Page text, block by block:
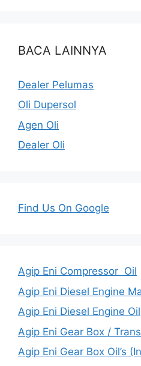
BACA LAINNYA
Dealer Pelumas
Oli Dupersol
Agen Oli
Dealer Oli
Find Us On Google
Agip Eni Compressor Oil
Agip Eni Diesel Engine
Agip Eni Diesel Engine Oil
Agip Eni Gear Box /
Agip Eni Gear Box Oil’s